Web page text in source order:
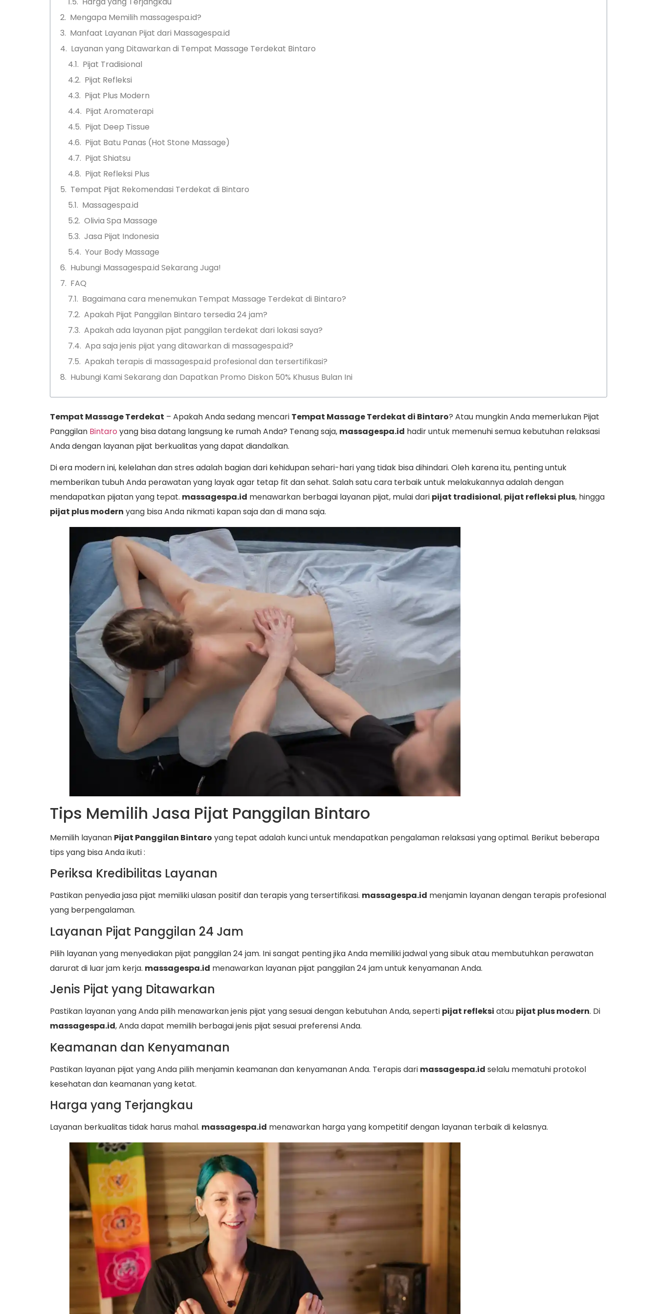
Mengapa Memilih massagespa.id?
Manfaat Layanan Pijat dari Massagespa.id
Layanan yang Ditawarkan di Tempat Massage Terdekat Bintaro
Pijat Tradisional
Pijat Refleksi
Pijat Plus Modern
Pijat Aromaterapi
Pijat Deep Tissue
Pijat Batu Panas (Hot Stone Massage)
Pijat Shiatsu
Pijat Refleksi Plus
Tempat Pijat Rekomendasi Terdekat di Bintaro
Massagespa.id
Olivia Spa Massage
Jasa Pijat Indonesia
Your Body Massage
Hubungi Massagespa.id Sekarang Juga!
FAQ
Bagaimana cara menemukan Tempat Massage Terdekat di Bintaro?
Apakah Pijat Panggilan Bintaro tersedia 24 jam?
Apakah ada layanan pijat panggilan terdekat dari lokasi saya?
Apa saja jenis pijat yang ditawarkan di massagespa.id?
Apakah terapis di massagespa.id profesional dan tersertifikasi?
Hubungi Kami Sekarang dan Dapatkan Promo Diskon 50% Khusus Bulan Ini
Tempat Massage Terdekat – Apakah Anda sedang mencari Tempat Massage Terdekat di Bintaro? Atau mungkin Anda memerlukan Pijat
Panggilan Bintaro yang bisa datang langsung ke rumah Anda? Tenang saja, massagespa.id hadir untuk memenuhi semua kebutuhan relaksasi
Anda dengan layanan pijat berkualitas yang dapat diandalkan.
Di era modern ini, kelelahan dan stres adalah bagian dari kehidupan sehari-hari yang tidak bisa dihindari. Oleh karena itu, penting untuk
memberikan tubuh Anda perawatan yang layak agar tetap fit dan sehat. Salah satu cara terbaik untuk melakukannya adalah dengan
mendapatkan pijatan yang tepat. massagespa.id menawarkan berbagai layanan pijat, mulai dari pijat tradisional, pijat refleksi plus, hingga
pijat plus modern yang bisa Anda nikmati kapan saja dan di mana saja.
Tips Memilih Jasa Pijat Panggilan Bintaro
Memilih layanan Pijat Panggilan Bintaro yang tepat adalah kunci untuk mendapatkan pengalaman relaksasi yang optimal. Berikut beberapa
tips yang bisa Anda ikuti :
Periksa Kredibilitas Layanan
Pastikan penyedia jasa pijat memiliki ulasan positif dan terapis yang tersertifikasi. massagespa.id menjamin layanan dengan terapis profesional
yang berpengalaman.
Layanan Pijat Panggilan 24 Jam
Pilih layanan yang menyediakan pijat panggilan 24 jam. Ini sangat penting jika Anda memiliki jadwal yang sibuk atau membutuhkan perawatan
darurat di luar jam kerja. massagespa.id menawarkan layanan pijat panggilan 24 jam untuk kenyamanan Anda.
Jenis Pijat yang Ditawarkan
Pastikan layanan yang Anda pilih menawarkan jenis pijat yang sesuai dengan kebutuhan Anda, seperti pijat refleksi atau pijat plus modern. Di
massagespa.id, Anda dapat memilih berbagai jenis pijat sesuai preferensi Anda.
Keamanan dan Kenyamanan
Pastikan layanan pijat yang Anda pilih menjamin keamanan dan kenyamanan Anda. Terapis dari massagespa.id selalu mematuhi protokol
kesehatan dan keamanan yang ketat.
Harga yang Terjangkau
Layanan berkualitas tidak harus mahal. massagespa.id menawarkan harga yang kompetitif dengan layanan terbaik di kelasnya.